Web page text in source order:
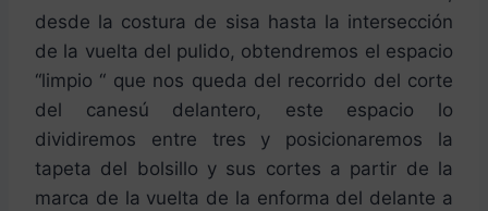
desde la costura de sisa hasta la intersección
de la vuelta del pulido, obtendremos el espacio
“limpio “ que nos queda del recorrido del corte
del canesú delantero, este espacio lo
dividiremos entre tres y posicionaremos la
tapeta del bolsillo y sus cortes a partir de la
marca de la vuelta de la enforma del delante a